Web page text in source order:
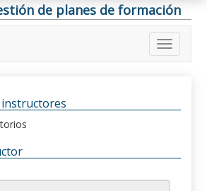
de planes de formación